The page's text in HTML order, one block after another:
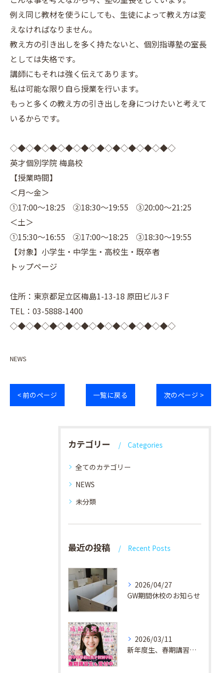
例え同じ教材を使うにしても、生徒によって教え方は変
えなければなりません。
教え方の引き出しを多く持たないと、個別指導塾の室長
としては失格です。
講師にもそれは強く伝えてあります。
私は可能な限り自ら授業を行います。
もっと多くの教え方の引き出しを身につけたいと考えて
いるからです。
◇◆◇◆◇◆◇◆◇◆◇◆◇◆◇◆◇◆◇◆◇
英才個別学院 梅島校
【授業時間】
＜月～金＞
①17:00～18:25 ②18:30～19:55 ③20:00～21:25
＜土＞
①15:30～16:55 ②17:00～18:25 ③18:30～19:55
【対象】小学生・中学生・高校生・既卒者
トップページ
住所：東京都足立区梅島1-13-18 原田ビル3Ｆ
TEL：03-5888-1400
◇◆◇◆◇◆◇◆◇◆◇◆◇◆◇◆◇◆◇◆◇
NEWS
< 前のページ 一覧に戻る 次のページ >
カテゴリー Categories
全てのカテゴリー
NEWS
未分類
最近の投稿 Recent Posts
2026/04/27
GW期間休校のお知らせ
2026/03/11
新年度生、春期講習生 受付中！